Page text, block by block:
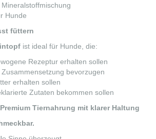
Hunde
füttern
ist ideal für Hunde, die:
Rezeptur erhalten sollen
bevorzugen
erhalten sollen
Zutaten bekommen sollen
Tiernahrung mit klarer Haltung